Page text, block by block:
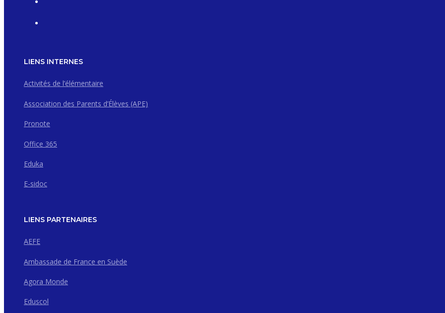
LIENS INTERNES
Activités de l’élémentaire
Association des Parents d’Élèves (APE)
Pronote
Office 365
Eduka
E-sidoc
LIENS PARTENAIRES
AEFE
Ambassade de France en Suède
Agora Monde
Eduscol